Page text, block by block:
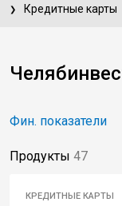
Кредитные карты
Фин. показатели
Продукты 47
КРЕДИТНЫЕ КАРТЫ